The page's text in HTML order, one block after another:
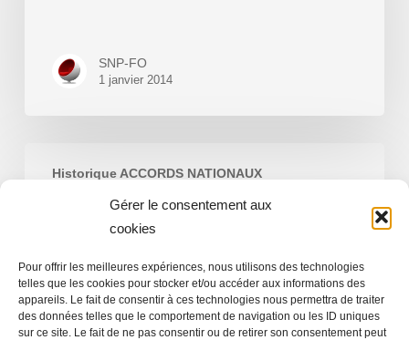
Gérer le consentement aux
cookies
Pour offrir les meilleures expériences, nous utilisons des technologies
telles que les cookies pour stocker et/ou accéder aux informations des
appareils. Le fait de consentir à ces technologies nous permettra de traiter
des données telles que le comportement de navigation ou les ID uniques
sur ce site. Le fait de ne pas consentir ou de retirer son consentement peut
SNP-FO
1 janvier 2014
Historique ACCORDS NATIONAUX
Nationaux
Accords Nationaux 2013
SNP-FO
1 janvier 2013